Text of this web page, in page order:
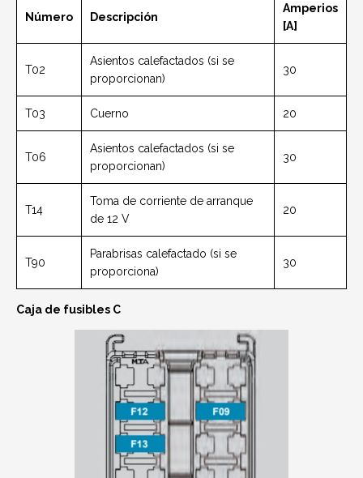
Número Descripción
Amperios
[A]
T02
Asientos calefactados (si se
proporcionan)
30
T03 Cuerno 20
T06
Asientos calefactados (si se
proporcionan)
30
T14
Toma de corriente de arranque
de 12 V
20
T90
Parabrisas calefactado (si se
proporciona)
30
Caja de fusibles C